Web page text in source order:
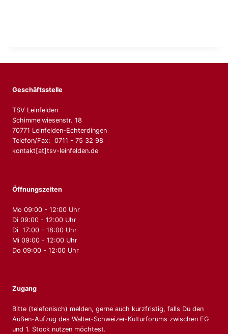
Geschäftsstelle
TSV Leinfelden
Schimmelwiesenstr. 18
70771 Leinfelden-Echterdingen
Telefon/Fax: 0711 - 75 32 98
kontakt[at]tsv-leinfelden.de
Öffnungszeiten
Mo 09:00 - 12:00 Uhr
Di 09:00 - 12:00 Uhr
Di 17:00 - 18:00 Uhr
Mi 09:00 - 12:00 Uhr
Do 09:00 - 12:00 Uhr
Zugang
Bitte (telefonisch) melden, gerne auch kurzfristig, falls Du den
Außen-Aufzug des Walter-Schweizer-Kulturforums zwischen EG
und 1. Stock nutzen möchtest.